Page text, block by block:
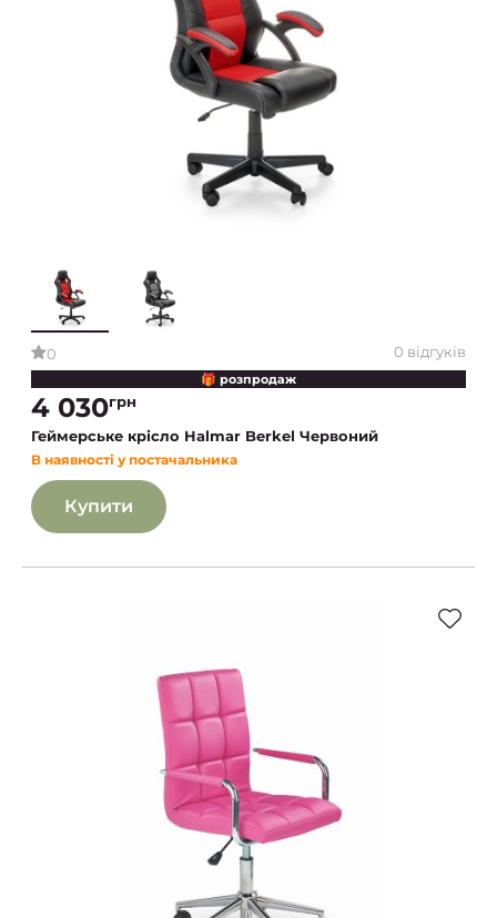
0 0 відгуків
🎁 розпродаж
4 030грн
Геймерське крісло Halmar Berkel Червоний
В наявності у постачальника
Купити